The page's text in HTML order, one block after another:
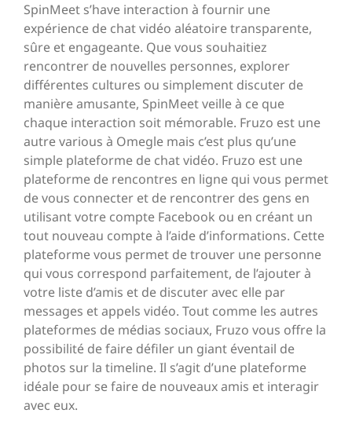
SpinMeet s’have interaction à fournir une
expérience de chat vidéo aléatoire transparente,
sûre et engageante. Que vous souhaitiez
rencontrer de nouvelles personnes, explorer
différentes cultures ou simplement discuter de
manière amusante, SpinMeet veille à ce que
chaque interaction soit mémorable. Fruzo est une
autre various à Omegle mais c’est plus qu’une
simple plateforme de chat vidéo. Fruzo est une
plateforme de rencontres en ligne qui vous permet
de vous connecter et de rencontrer des gens en
utilisant votre compte Facebook ou en créant un
tout nouveau compte à l’aide d’informations. Cette
plateforme vous permet de trouver une personne
qui vous correspond parfaitement, de l’ajouter à
votre liste d’amis et de discuter avec elle par
messages et appels vidéo. Tout comme les autres
plateformes de médias sociaux, Fruzo vous offre la
possibilité de faire défiler un giant éventail de
photos sur la timeline. Il s’agit d’une plateforme
idéale pour se faire de nouveaux amis et interagir
avec eux.